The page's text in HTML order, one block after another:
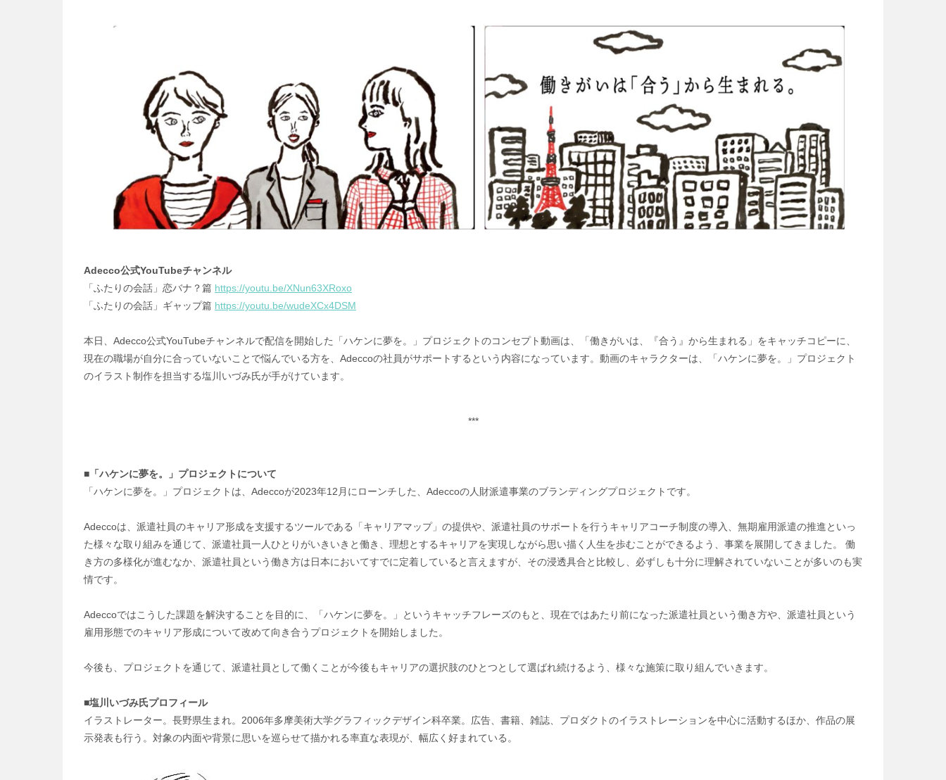
Adecco公式YouTubeチャンネル
「ふたりの会話」恋バナ？篇 https://youtu.be/XNun63XRoxo
「ふたりの会話」ギャップ篇 https://youtu.be/wudeXCx4DSM
本日、Adecco公式YouTubeチャンネルで配信を開始した「ハケンに夢を。」プロジェクトのコンセプト動画は、「働きがいは、『合う』から生まれる」をキャッチコピーに、
現在の職場が自分に合っていないことで悩んでいる方を、Adeccoの社員がサポートするという内容になっています。動画のキャラクターは、「ハケンに夢を。」プロジェクト
のイラスト制作を担当する塩川いづみ氏が手がけています。
***
■「ハケンに夢を。」プロジェクトについて
「ハケンに夢を。」プロジェクトは、Adeccoが2023年12月にローンチした、Adeccoの人財派遣事業のブランディングプロジェクトです。
Adeccoは、派遣社員のキャリア形成を支援するツールである「キャリアマップ」の提供や、派遣社員のサポートを行うキャリアコーチ制度の導入、無期雇用派遣の推進といっ
た様々な取り組みを通じて、派遣社員一人ひとりがいきいきと働き、理想とするキャリアを実現しながら思い描く人生を歩むことができるよう、事業を展開してきました。 働
き方の多様化が進むなか、派遣社員という働き方は日本においてすでに定着していると言えますが、その浸透具合と比較し、必ずしも十分に理解されていないことが多いのも実
情です。
Adeccoではこうした課題を解決することを目的に、「ハケンに夢を。」というキャッチフレーズのもと、現在ではあたり前になった派遣社員という働き方や、派遣社員という
雇用形態でのキャリア形成について改めて向き合うプロジェクトを開始しました。
今後も、プロジェクトを通じて、派遣社員として働くことが今後もキャリアの選択肢のひとつとして選ばれ続けるよう、様々な施策に取り組んでいきます。
■塩川いづみ氏プロフィール
イラストレーター。長野県生まれ。2006年多摩美術大学グラフィックデザイン科卒業。広告、書籍、雑誌、プロダクトのイラストレーションを中心に活動するほか、作品の展
示発表も行う。対象の内面や背景に思いを巡らせて描かれる率直な表現が、幅広く好まれている。